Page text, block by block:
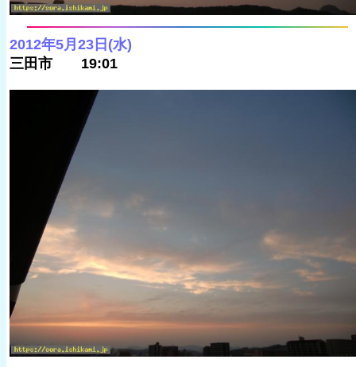
2012年5月23日(水)
三田市 19:01